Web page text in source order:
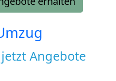
Angebote